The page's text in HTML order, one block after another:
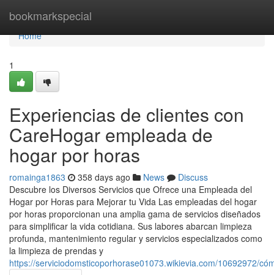
bookmarkspecial
Home
Home
1
Experiencias de clientes con
CareHogar empleada de
hogar por horas
romainga1863 358 days ago News
Discuss
Descubre los Diversos Servicios que Ofrece una Empleada del
Hogar por Horas para Mejorar tu Vida Las empleadas del hogar
por horas proporcionan una amplia gama de servicios diseñados
para simplificar la vida cotidiana. Sus labores abarcan limpieza
profunda, mantenimiento regular y servicios especializados como
la limpieza de prendas y
https://serviciodomsticoporhorase01073.wikievia.com/10692972/